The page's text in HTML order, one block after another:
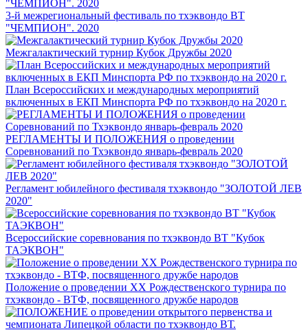
3-й межрегиональный фестиваль по тхэквондо ВТ
"ЧЕМПИОН". 2020
Межгалактический турнир Кубок Дружбы 2020
План Всероссийских и международных мероприятий
включенных в ЕКП Минспорта РФ по тхэквондо на 2020 г.
РЕГЛАМЕНТЫ И ПОЛОЖЕНИЯ о проведении
Соревнований по Тхэквондо январь-февраль 2020
Регламент юбилейного фестиваля тхэквондо "ЗОЛОТОЙ ЛЕВ
2020"
Всероссийские соревнования по тхэквондо ВТ "Кубок
ТАЭКВОН"
Положение о проведении XX Рождественского турнира по
тхэквондо - ВТФ, посвященного дружбе народов